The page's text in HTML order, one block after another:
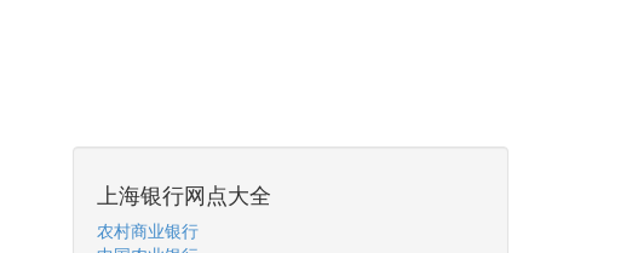
上海银行网点大全
农村商业银行